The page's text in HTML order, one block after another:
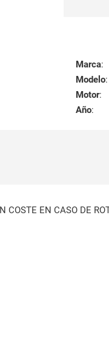
Marca:
Modelo:
Motor:
Año:
COSTE EN CASO DE